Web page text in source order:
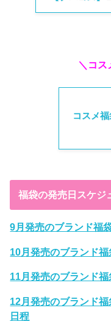
＼コス
コスメ
福袋の発売日スケジ
9月発売のブランド福
10月発売のブランド
11月発売のブランド
12月発売のブランド
日程